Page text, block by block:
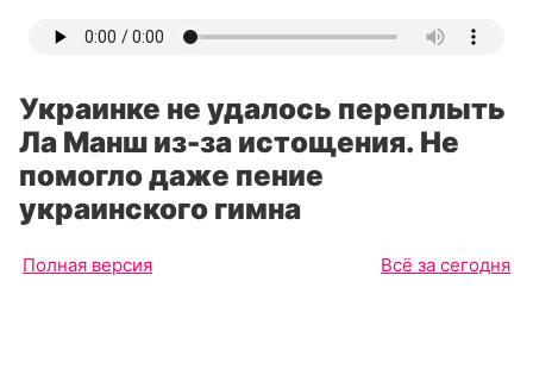
Украинке не удалось переплыть
Ла Манш из-за истощения. Не
помогло даже пение
украинского гимна
Полная версия Всё за сегодня